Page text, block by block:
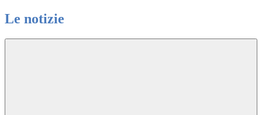
Le notizie